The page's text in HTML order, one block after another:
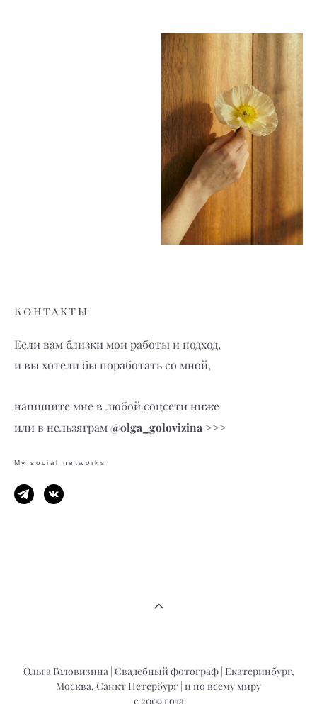
Контакты
Если вам близки мои работы и подход,
и вы хотели бы поработать со мной,
напишите мне в любой соцсети ниже
или в нельзяграм @olga_golovizina >>>
My social networks
Ольга Головизина | Свадебный фотограф | Екатеринбург,
Москва, Санкт Петербург | и по всему миру
с 2009 года